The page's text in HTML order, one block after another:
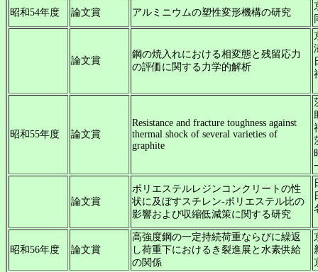
昭和54年度 論文賞 アルミニウムの塑性変形機構の研究
論文賞
鋼の焼入れにおける相変態と残留応力
の評価に関する力学的解析
昭和55年度 論文賞
Resistance and fracture toughness against
thermal shock of several varieties of
graphite
論文賞
ポリエステルレジンコンクリートの性
状に及ぼすスチレン-ポリエステル比の
影響および収縮低減策に関する研究
昭和56年度 論文賞
高強度鋼の一定持続荷重ならびに繰返
し荷重下におけるき裂進展と水素供給
の関係